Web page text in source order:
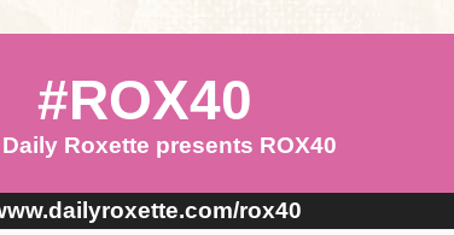
#ROX40
Roxette presents ROX40
rox40